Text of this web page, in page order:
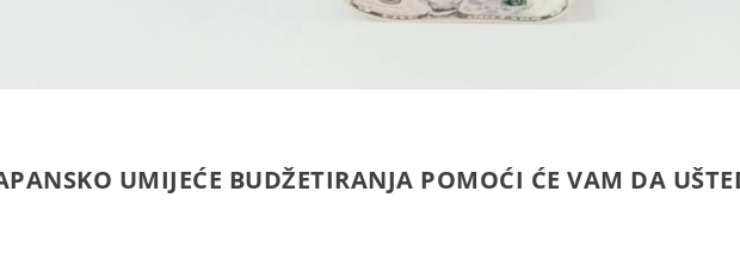
UMIJEĆE BUDŽETIRANJA POMOĆI ĆE VAM DA